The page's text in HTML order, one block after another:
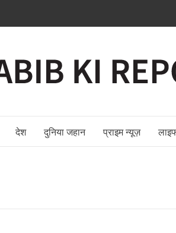
देश दुनिया जहान प्राइम न्यूज़